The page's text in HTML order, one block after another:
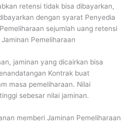
retensi tidak bisa dibayarkan,
dengan syarat Penyedia
sejumlah uang retensi
Pemeliharaan
jaminan yang dicairkan bisa
Kontrak buat
masa pemeliharaan. Nilai
sebesar nilai jaminan.
memberi Jaminan Pemeliharaan